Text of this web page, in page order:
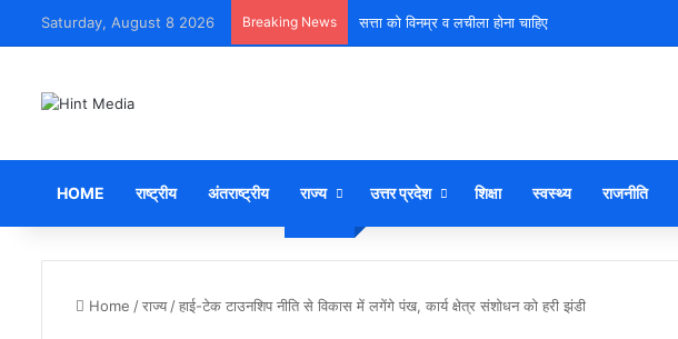
Saturday, August 8 2026 Breaking News सत्ता को विनम्र व लचीला होना चाहिए
HOME राष्ट्रीय अंतराष्ट्रीय राज्य उत्तर प्रदेश शिक्षा स्वस्थ्य राजनीति
Home /राज्य /हाई-टेक टाउनशिप नीति से विकास में लगेंगे पंख, कार्य क्षेत्र संशोधन को हरी झंडी